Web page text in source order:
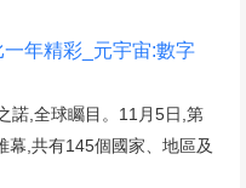
一年精彩_元宇宙:數字
諾,全球矚目。11月5日,第
幕,共有145個國家、地區及